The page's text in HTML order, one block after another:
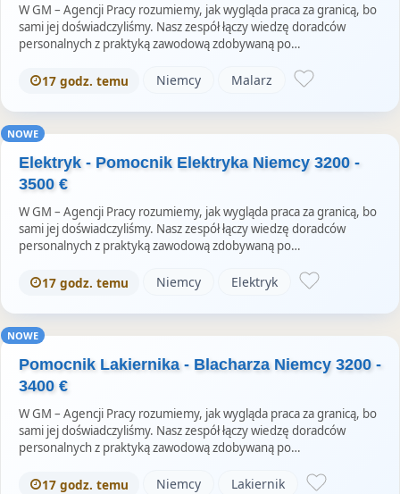
W GM – Agencji Pracy rozumiemy, jak wygląda praca za granicą, bo
sami jej doświadczyliśmy. Nasz zespół łączy wiedzę doradców
personalnych z praktyką zawodową zdobywaną po…
17 godz. temu Niemcy Malarz
NOWE
Elektryk - Pomocnik Elektryka Niemcy 3200 -
3500 €
W GM – Agencji Pracy rozumiemy, jak wygląda praca za granicą, bo
sami jej doświadczyliśmy. Nasz zespół łączy wiedzę doradców
personalnych z praktyką zawodową zdobywaną po…
17 godz. temu Niemcy Elektryk
NOWE
Pomocnik Lakiernika - Blacharza Niemcy 3200 -
3400 €
W GM – Agencji Pracy rozumiemy, jak wygląda praca za granicą, bo
sami jej doświadczyliśmy. Nasz zespół łączy wiedzę doradców
personalnych z praktyką zawodową zdobywaną po…
17 godz. temu Niemcy Lakiernik